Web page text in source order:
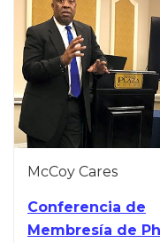
McCoy Cares
Conferencia de
Membresía de